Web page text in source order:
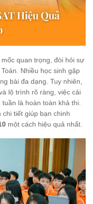
quan trọng, đòi hỏi sự
Nhiều học sinh gặp
bài đa dạng. Tuy nhiên,
lộ trình rõ ràng, việc cải
là hoàn toàn khả thi.
chi tiết giúp bạn chinh
một cách hiệu quả nhất.